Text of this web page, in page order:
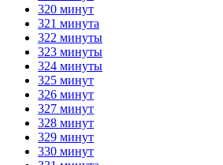
320 минут
321 минута
322 минуты
323 минуты
324 минуты
325 минут
326 минут
327 минут
328 минут
329 минут
330 минут